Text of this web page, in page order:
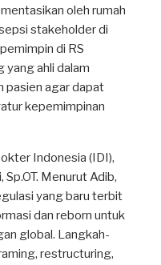
oleh rumah
stakeholder di
di RS
yang ahli dalam
pasien agar dapat
kepemimpinan
Indonesia (IDI),
Sp.OT. Menurut Adib,
yang baru terbit
dan reborn untuk
global. Langkah-
restructuring,